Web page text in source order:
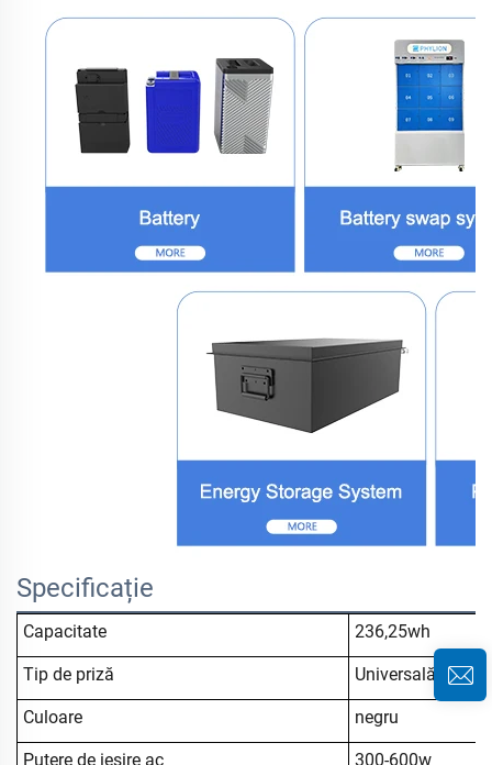
Specificație
Capacitate 236,25wh
Tip de priză Universală
Culoare negru
Putere de ieșire ac 300-600w